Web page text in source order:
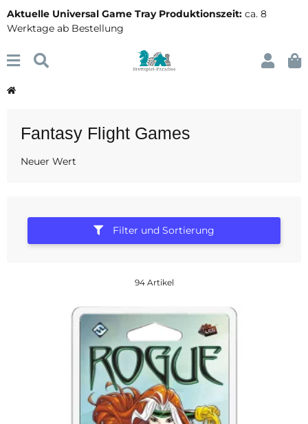
Aktuelle Universal Game Tray Produktionszeit: ca. 8
Werktage ab Bestellung
Fantasy Flight Games
Neuer Wert
Filter und Sortierung
94 Artikel